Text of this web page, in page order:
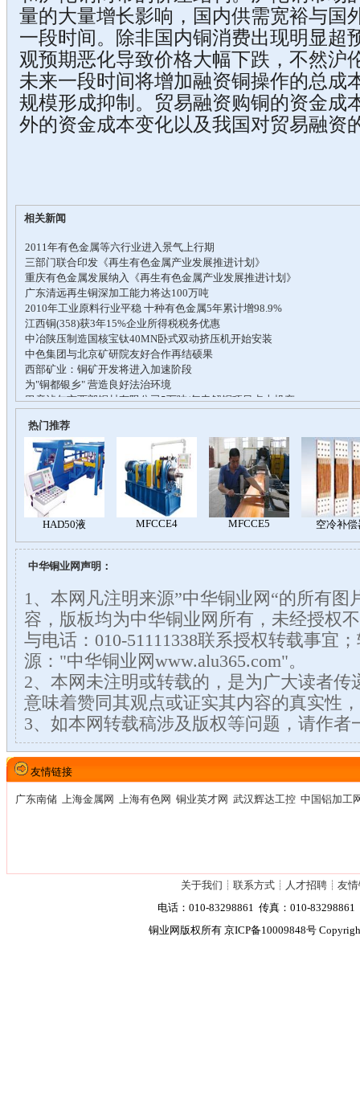
量的大量增长影响，国内供需宽裕与国
一段时间。除非国内铜消费出现明显超
观预期恶化导致价格大幅下跌，不然沪
未来一段时间将增加融资铜操作的总成
规模形成抑制。贸易融资购铜的资金成
外的资金成本变化以及我国对贸易融资
相关新闻
热门推荐
中华铜业网声明：
1、本网凡注明来源”中华铜业网“的所有图
容，版板均为中华铜业网所有，未经授权
与电话：010-51111338联系授权转载事宜
源："中华铜业网www.alu365.com"。
2、本网未注明或转载的，是为广大读者传
意味着赞同其观点或证实其内容的真实性
3、如本网转载稿涉及版权等问题，请作者